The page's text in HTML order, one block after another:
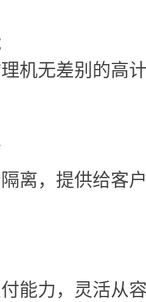
机无差别的高
离，提供给客
能力，灵活从